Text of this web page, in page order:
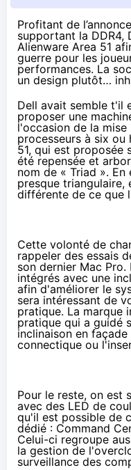
Profitant de
supportant la DDR4,
Alienware Area 51
guerre pour les
performances. La
un design plutôt…
Dell avait semble t'il
proposer une
l'occasion de la mise
processeurs à six
51, qui est proposée
été repensée et
nom de « Triad ».
presque
différente de ce que
Cette volonté de
rappeler des essais
son dernier Mac Pro.
intégrés avec une
afin d'améliorer le
sera intéressant de
pratique. La marque
pratique qui a guidé
inclinaison en
connectique ou
Pour le reste, on est
avec des LED de
qu'il est possible de
dédié : Command
Celui-ci regroupe
la gestion de
surveillance des